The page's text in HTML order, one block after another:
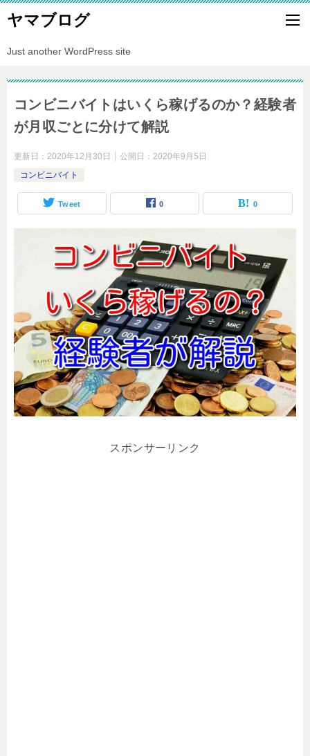
ヤマブログ
Just another WordPress site
コンビニバイトはいくら稼げるのか？経験者
が月収ごとに分けて解説
更新日： 2020年12月30日 公開日： 2020年9月5日
コンビニバイト
Tweet 0 0
スポンサーリンク